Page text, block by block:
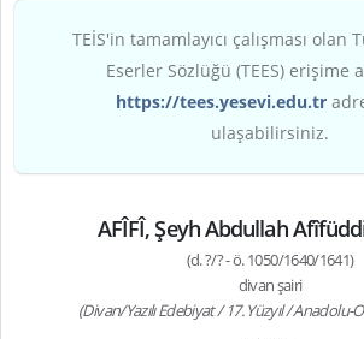
TEİS'in tamamlayıcı çalışması olan
Eserler Sözlüğü (TEES) erişime
https://tees.yesevi.edu.tr
ulaşabilirsiniz.
AFÎFÎ, Şeyh Abdullah
(d. ?/? - ö. 1050/1640/1641)
divan şairi
(Divan/Yazılı Edebiyat / 17. Yüzyıl / Anadolu-